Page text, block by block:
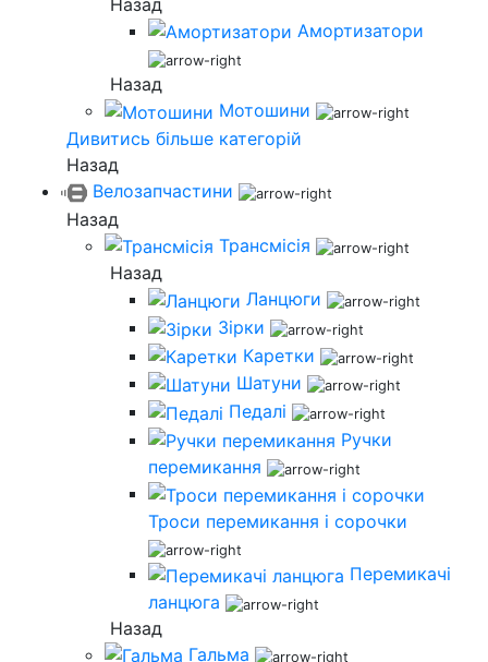
Амортизатори
Назад
Мотошини
Дивитись більше категорій
Назад
Велозапчастини
Назад
Трансмісія
Назад
Ланцюги
Зірки
Каретки
Шатуни
Педалі
Ручки
перемикання
Троси перемикання і сорочки
Перемикачі
ланцюга
Назад
Гальма